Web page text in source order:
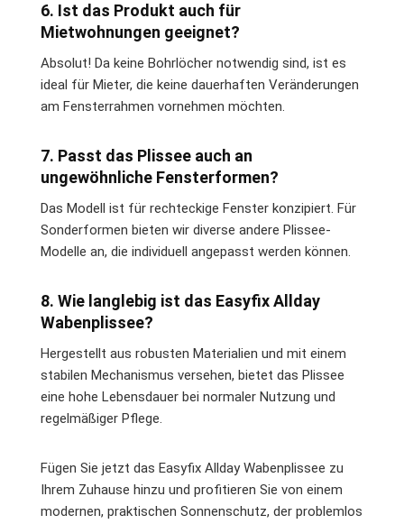
6. Ist das Produkt auch für
Mietwohnungen geeignet?
Absolut! Da keine Bohrlöcher notwendig sind, ist es
ideal für Mieter, die keine dauerhaften Veränderungen
am Fensterrahmen vornehmen möchten.
7. Passt das Plissee auch an
ungewöhnliche Fensterformen?
Das Modell ist für rechteckige Fenster konzipiert. Für
Sonderformen bieten wir diverse andere Plissee-
Modelle an, die individuell angepasst werden können.
8. Wie langlebig ist das Easyfix Allday
Wabenplissee?
Hergestellt aus robusten Materialien und mit einem
stabilen Mechanismus versehen, bietet das Plissee
eine hohe Lebensdauer bei normaler Nutzung und
regelmäßiger Pflege.
Fügen Sie jetzt das Easyfix Allday Wabenplissee zu
Ihrem Zuhause hinzu und profitieren Sie von einem
modernen, praktischen Sonnenschutz, der problemlos